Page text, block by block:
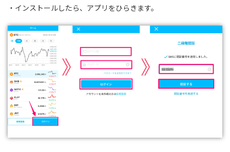
・インストールしたら、アプリをひらきます。